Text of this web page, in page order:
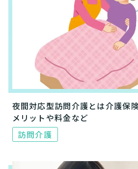
夜間対応型訪問介護とは介護保
メリットや料金など
訪問介護